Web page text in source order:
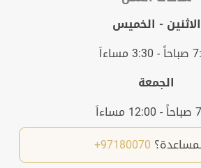
الاثنين - الخميس
الجمعة
97180070+